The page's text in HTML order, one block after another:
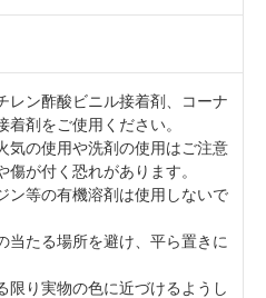
レン酢酸ビニル接着剤、コーナ
着剤をご使用ください。
気の使用や洗剤の使用はご注意
傷が付く恐れがあります。
ン等の有機溶剤は使用しないで
当たる場所を避け、平ら置きに
限り実物の色に近づけるようし